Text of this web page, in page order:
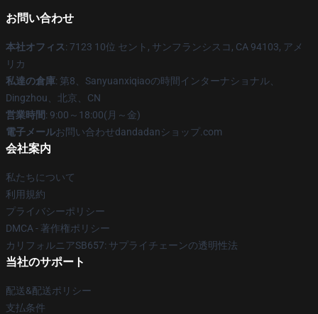
お問い合わせ
本社オフィス: 7123 10位 セント, サンフランシスコ, CA 94103, アメ
リカ
私達の倉庫: 第8、Sanyuanxiqiaoの時間インターナショナル、
Dingzhou、北京、CN
営業時間: 9:00～18:00(月～金)
電子メールお問い合わせdandadanショップ.com
会社案内
私たちについて
利用規約
プライバシーポリシー
DMCA - 著作権ポリシー
カリフォルニアSB657: サプライチェーンの透明性法
当社のサポート
配送&配送ポリシー
支払条件